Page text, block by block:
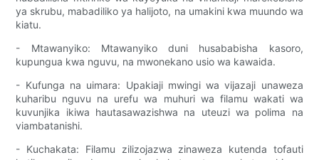
ya skrubu, mabadiliko ya halijoto, na umakini kwa muundo wa
kiatu.
- Mtawanyiko: Mtawanyiko duni husababisha kasoro,
kupungua kwa nguvu, na mwonekano usio wa kawaida.
- Kufunga na uimara: Upakiaji mwingi wa vijazaji unaweza
kuharibu nguvu na urefu wa muhuri wa filamu wakati wa
kuvunjika ikiwa hautasawazishwa na uteuzi wa polima na
viambatanishi.
- Kuchakata: Filamu zilizojazwa zinaweza kutenda tofauti